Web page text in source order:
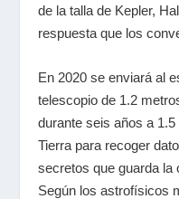
de la talla de Kepler,
respuesta que los
En 2020 se enviará al
telescopio de 1.2
durante seis años a
Tierra para recoger
secretos que guarda la
Según los astrofísicos